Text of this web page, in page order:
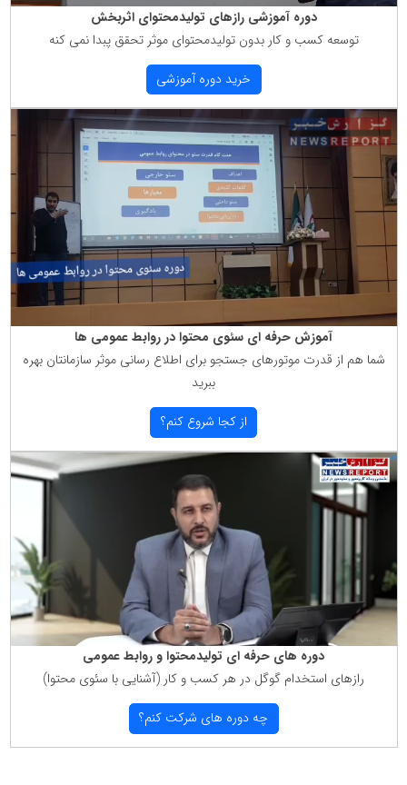
دوره آموزشی رازهای تولیدمحتوای اثربخش
توسعه كسب و كار بدون تولیدمحتوای موثر تحقق پبدا نمی كنه
خرید دوره آموزشی
آموزش حرفه ای سئوی محتوا در روابط عمومی ها
شما هم از قدرت موتورهای جستجو برای اطلاع رسانی موثر سازمانتان بهره
ببرید
از كجا شروع كنم؟
دوره های حرفه ای تولیدمحتوا و روابط عمومی
رازهای استخدام گوگل در هر كسب و كار (آشنایی با سئوی محتوا)
چه دوره های شركت كنم؟